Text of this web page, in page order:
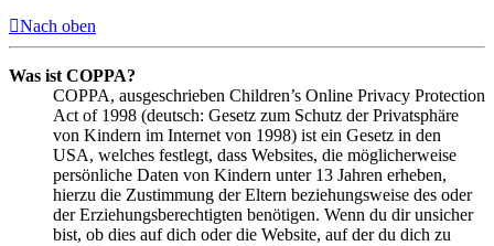
Nach oben
Was ist COPPA?
COPPA, ausgeschrieben Children’s Online Privacy Protection
Act of 1998 (deutsch: Gesetz zum Schutz der Privatsphäre
von Kindern im Internet von 1998) ist ein Gesetz in den
USA, welches festlegt, dass Websites, die möglicherweise
persönliche Daten von Kindern unter 13 Jahren erheben,
hierzu die Zustimmung der Eltern beziehungsweise des oder
der Erziehungsberechtigten benötigen. Wenn du dir unsicher
bist, ob dies auf dich oder die Website, auf der du dich zu